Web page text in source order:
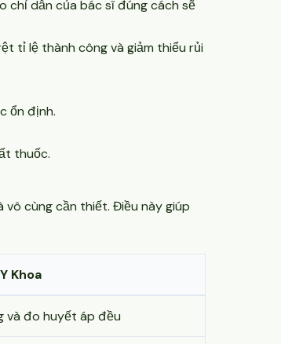
chỉ dẫn của bác sĩ đúng cách sẽ
tỉ lệ thành công và giảm thiểu rủi
ổn định.
thuốc.
cùng cần thiết. Điều này giúp
Khoa
và đo huyết áp đều